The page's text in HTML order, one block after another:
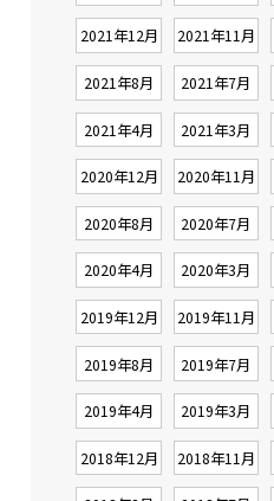
2021年12月 2021年11月
2021年8月 2021年7月
2021年4月 2021年3月
2020年12月 2020年11月
2020年8月 2020年7月
2020年4月 2020年3月
2019年12月 2019年11月
2019年8月 2019年7月
2019年4月 2019年3月
2018年12月 2018年11月